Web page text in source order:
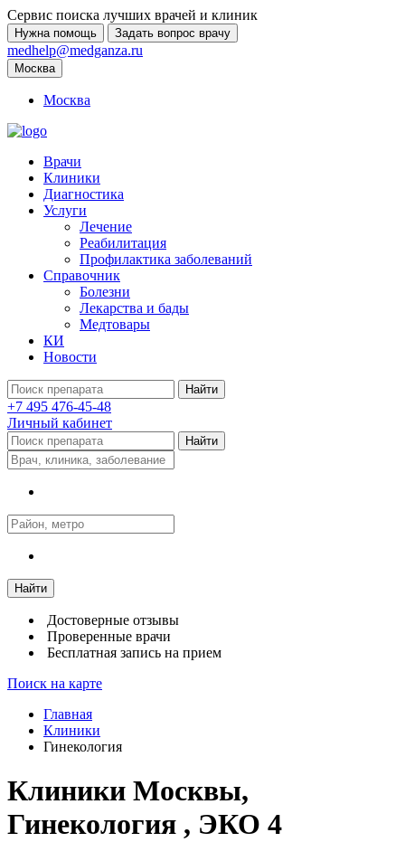
Сервис поиска лучших врачей и клиник
Нужна помощь Задать вопрос врачу
medhelp@medganza.ru
Москва
Москва
Врачи
Клиники
Диагностика
Услуги
Лечение
Реабилитация
Профилактика заболеваний
Справочник
Болезни
Лекарства и бады
Медтовары
КИ
Новости
Найти
+7 495 476-45-48
Личный кабинет
Найти
Найти
Достоверные отзывы
Проверенные врачи
Бесплатная запись на прием
Поиск на карте
Главная
Клиники
Гинекология
Клиники Москвы,
Гинекология , ЭКО 4